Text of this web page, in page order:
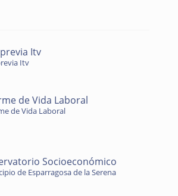
Itv
Itv
de Vida Laboral
de Vida Laboral
Socioeconómico
de Esparragosa de la Serena